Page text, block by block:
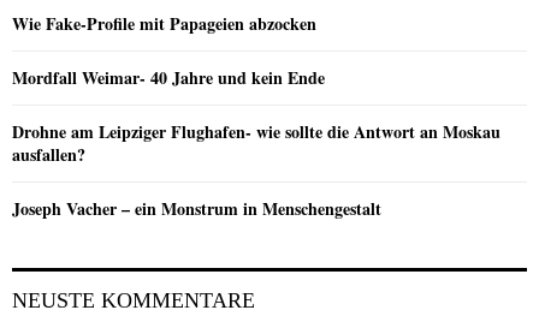
Wie Fake-Profile mit Papageien abzocken
Mordfall Weimar- 40 Jahre und kein Ende
Drohne am Leipziger Flughafen- wie sollte die Antwort an Moskau
ausfallen?
Joseph Vacher – ein Monstrum in Menschengestalt
NEUSTE KOMMENTARE